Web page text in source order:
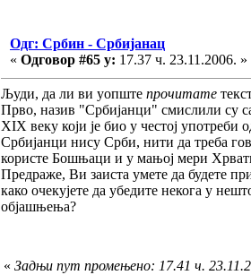
Одг: Србин - Србијанац
« Одговор #65 у: 17.37 ч. 23.11.2006. »
Људи, да ли ви уопште прочитате
Прво, назив "Србијанци" смислили су
XIX веку који је био у честој
Србијанци нису Срби, нити да треба
користе Бошњаци и у мањој мери
Предраже, Ви заиста умете да будете
како очекујете да убедите некога у
објашњења?
« Задњи пут промењено: 17.41 ч.